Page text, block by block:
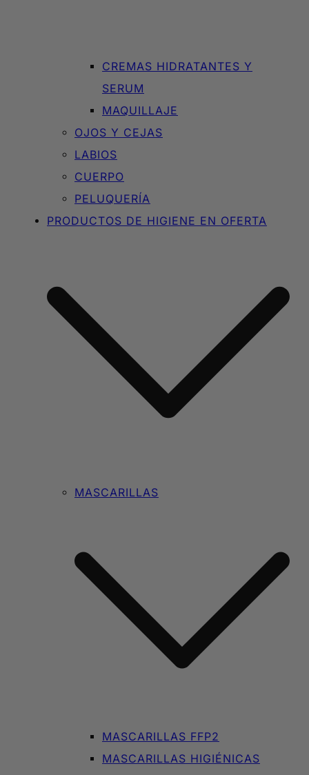
CREMAS HIDRATANTES Y
SERUM
MAQUILLAJE
OJOS Y CEJAS
LABIOS
CUERPO
PELUQUERÍA
PRODUCTOS DE HIGIENE EN OFERTA
MASCARILLAS
MASCARILLAS FFP2
MASCARILLAS HIGIÉNICAS